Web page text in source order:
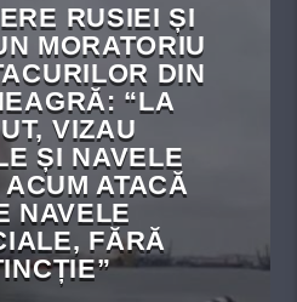
RUSIEI ȘI
MORATORIU
DIN
“LA
VIZAU
ȘI NAVELE
ATACĂ
NAVELE
FĂRĂ